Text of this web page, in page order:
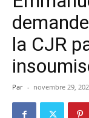
la CJR
Par - novembre 29,